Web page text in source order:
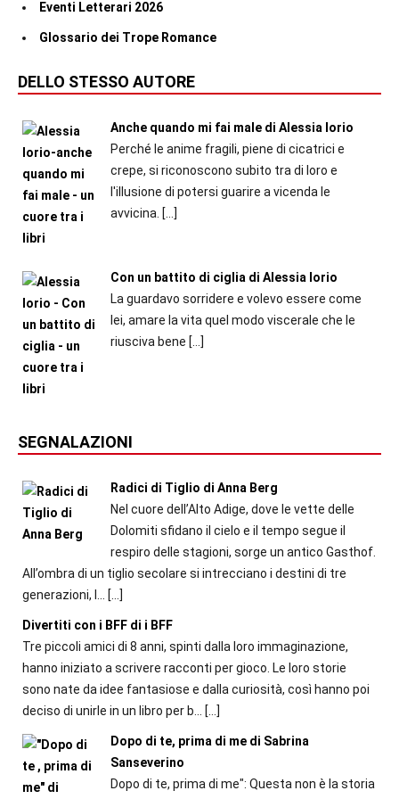
Eventi Letterari 2026
Glossario dei Trope Romance
DELLO STESSO AUTORE
Anche quando mi fai male di Alessia Iorio
Perché le anime fragili, piene di cicatrici e
crepe, si riconoscono subito tra di loro e
l'illusione di potersi guarire a vicenda le
avvicina. […]
Con un battito di ciglia di Alessia Iorio
La guardavo sorridere e volevo essere come
lei, amare la vita quel modo viscerale che le
riusciva bene […]
SEGNALAZIONI
Radici di Tiglio di Anna Berg
Nel cuore dell’Alto Adige, dove le vette delle
Dolomiti sfidano il cielo e il tempo segue il
respiro delle stagioni, sorge un antico Gasthof.
All’ombra di un tiglio secolare si intrecciano i destini di tre
generazioni, l...
[…]
Divertiti con i BFF di i BFF
Tre piccoli amici di 8 anni, spinti dalla loro immaginazione,
hanno iniziato a scrivere racconti per gioco. Le loro storie
sono nate da idee fantasiose e dalla curiosità, così hanno poi
deciso di unirle in un libro per b...
[…]
Dopo di te, prima di me di Sabrina
Sanseverino
Dopo di te, prima di me": Questa non è la storia